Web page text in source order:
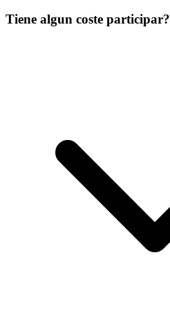
Tiene algun coste participar?